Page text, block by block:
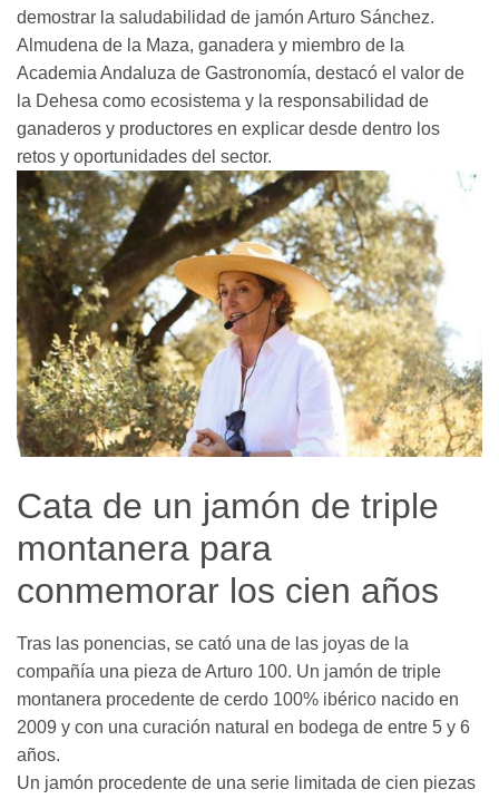
demostrar la saludabilidad de jamón Arturo Sánchez.
Almudena de la Maza, ganadera y miembro de la
Academia Andaluza de Gastronomía, destacó el valor de
la Dehesa como ecosistema y la responsabilidad de
ganaderos y productores en explicar desde dentro los
retos y oportunidades del sector.
Cata de un jamón de triple
montanera para
conmemorar los cien años
Tras las ponencias, se cató una de las joyas de la
compañía una pieza de Arturo 100. Un jamón de triple
montanera procedente de cerdo 100% ibérico nacido en
2009 y con una curación natural en bodega de entre 5 y 6
años.
Un jamón procedente de una serie limitada de cien piezas